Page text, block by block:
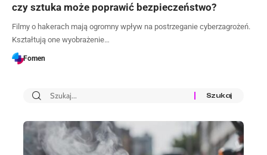
czy sztuka może poprawić bezpieczeństwo?
Filmy o hakerach mają ogromny wpływ na postrzeganie cyberzagrożeń.
Kształtują one wyobrażenie…
Fomen